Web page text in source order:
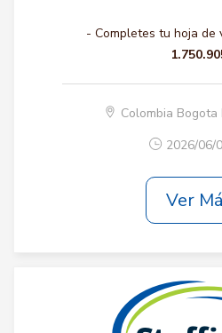
- Completes tu hoja de
Colombia Bogota
2026/06/
Ver